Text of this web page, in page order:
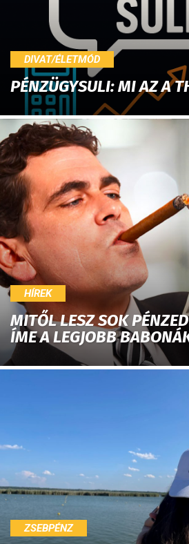
DIVAT/ÉLETMÓD
PÉNZÜGYSULI: MI AZ A
HÍREK
MITŐL LESZ SOK
ÍME A LEGJOBB
ZSEBPÉNZ